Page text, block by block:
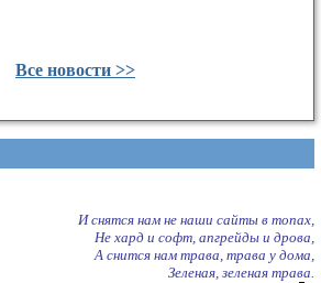
Все новости >>
И снятся нам не наши сайты в топах,
Не хард и софт, апгрейды и дрова,
А снится нам трава, трава у дома,
Зеленая, зеленая трава.